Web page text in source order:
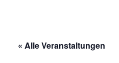
« Alle Veranstaltungen